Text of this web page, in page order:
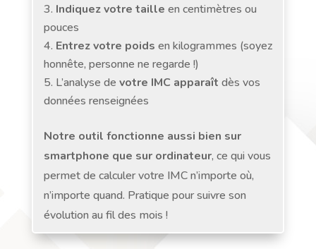
Indiquez votre taille en centimètres ou
pouces
Entrez votre poids en kilogrammes (soyez
honnête, personne ne regarde !)
L’analyse de votre IMC apparaît dès vos
données renseignées
Notre outil fonctionne aussi bien sur
smartphone que sur ordinateur, ce qui vous
permet de calculer votre IMC n’importe où,
n’importe quand. Pratique pour suivre son
évolution au fil des mois !